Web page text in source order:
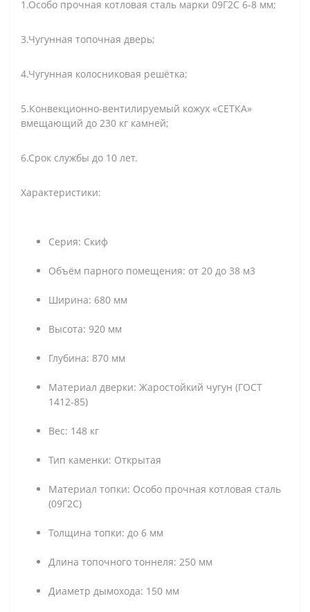
1.Особо прочная котловая сталь марки 09Г2С 6-8 мм;
3.Чугунная топочная дверь;
4.Чугунная колосниковая решётка;
5.Конвекционно-вентилируемый кожух «СЕТКА»
вмещающий до 230 кг камней;
6.Срок службы до 10 лет.
Характеристики:
Серия: Скиф
Объём парного помещения: от 20 до 38 м3
Ширина: 680 мм
Высота: 920 мм
Глубина: 870 мм
Материал дверки: Жаростойкий чугун (ГОСТ
1412-85)
Вес: 148 кг
Тип каменки: Открытая
Материал топки: Особо прочная котловая сталь
(09Г2С)
Толщина топки: до 6 мм
Длина топочного тоннеля: 250 мм
Диаметр дымохода: 150 мм